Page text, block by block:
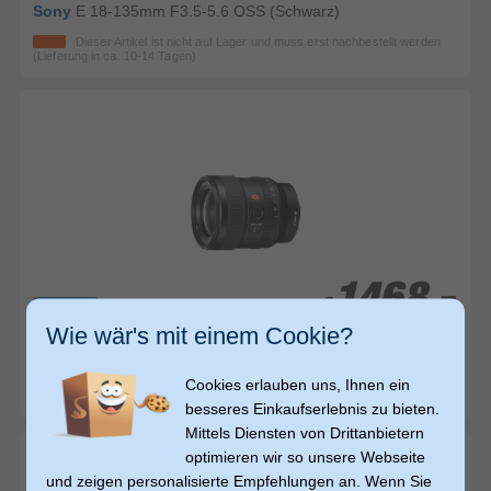
Sony E 18-135mm F3.5-5.6 OSS (Schwarz)
Dieser Artikel ist nicht auf Lager und muss erst nachbestellt werden
(Lieferung in ca. 10-14 Tagen)
1468,-
1468,-
Dieser Artikel ist nicht auf Lager und muss erst nachbestellt werden
(Lieferung in ca. 10-14 Tagen)
Wie wär's mit einem Cookie?
Cookies erlauben uns, Ihnen ein
besseres Einkaufserlebnis zu bieten.
Mittels Diensten von Drittanbietern
optimieren wir so unsere Webseite
und zeigen personalisierte Empfehlungen an. Wenn Sie